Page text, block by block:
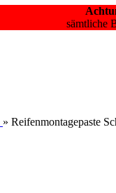
sämtliche
» Reifenmontagepaste